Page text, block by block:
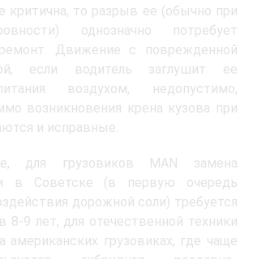
критична, то разрыв ее (обычно при
однозначно потребует
Движение с поврежденной
если водитель заглушит ее
воздухом, недопустимо,
возникновения крена кузова при
и исправные.
для грузовиков MAN замена
в Советске (в первую очередь
дорожной соли) требуется
8-9 лет, для отечественной техники
американских грузовиках, где чаще